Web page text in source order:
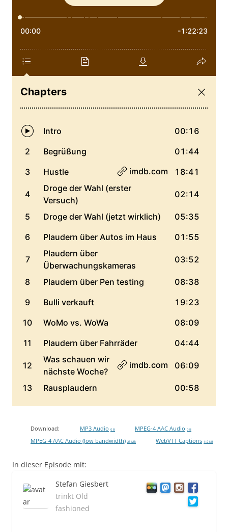
Download: MP3 Audio 0 B MPEG-4 AAC Audio 0 B
MPEG-4 AAC Audio (low bandwidth) 25 MB WebVTT Captions 112 KB
In dieser Episode mit:
Stefan Giesbert
trinkt Old
fashioned